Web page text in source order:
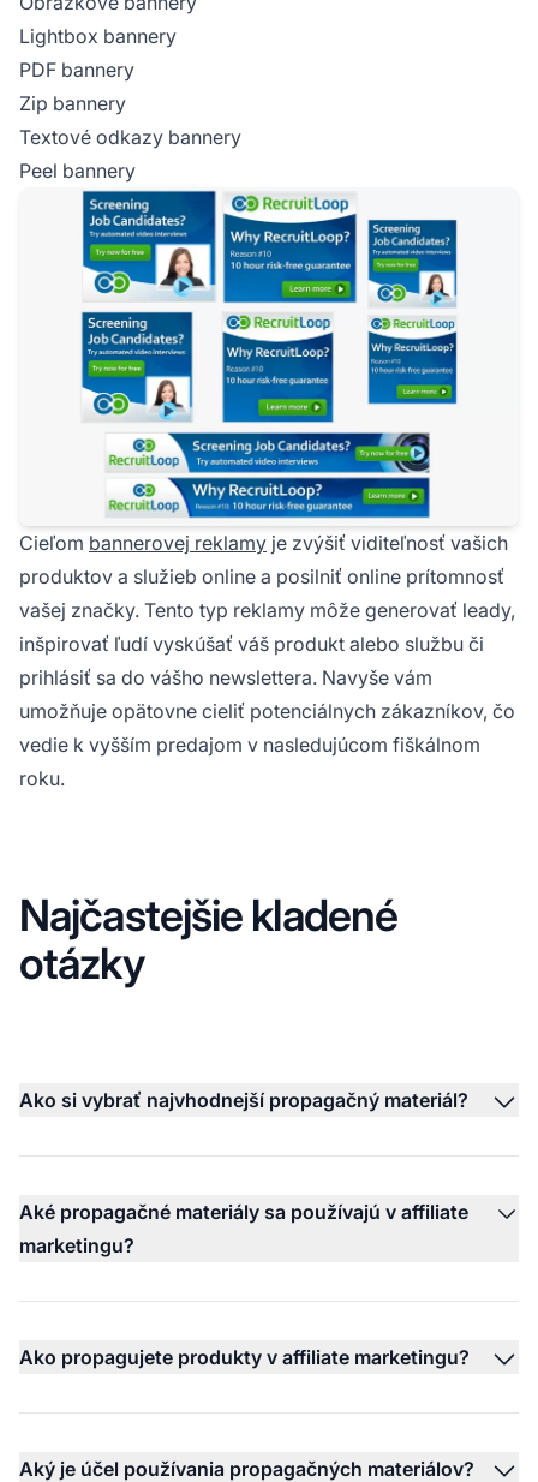
Lightbox bannery
PDF bannery
Zip bannery
Textové odkazy bannery
Peel bannery
Cieľom bannerovej reklamy je zvýšiť viditeľnosť vašich
produktov a služieb online a posilniť online prítomnosť
vašej značky. Tento typ reklamy môže generovať leady,
inšpirovať ľudí vyskúšať váš produkt alebo službu či
prihlásiť sa do vášho newslettera. Navyše vám
umožňuje opätovne cieliť potenciálnych zákazníkov, čo
vedie k vyšším predajom v nasledujúcom fiškálnom
roku.
Najčastejšie kladené
otázky
Ako si vybrať najvhodnejší propagačný materiál?
Aké propagačné materiály sa používajú v affiliate
marketingu?
Ako propagujete produkty v affiliate marketingu?
Aký je účel používania propagačných materiálov?